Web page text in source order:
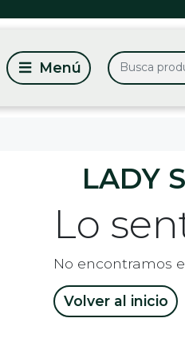
LADY
Lo
No encontramos
Volver al inicio